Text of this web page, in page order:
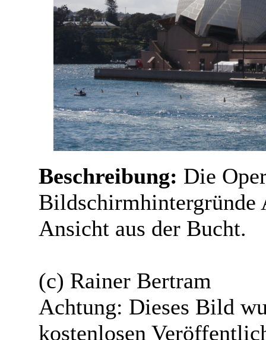
Beschreibung: Die
Bildschirmhintergründe
Ansicht aus der Bucht.
(c) Rainer Bertram
Achtung: Dieses Bild
kostenlosen